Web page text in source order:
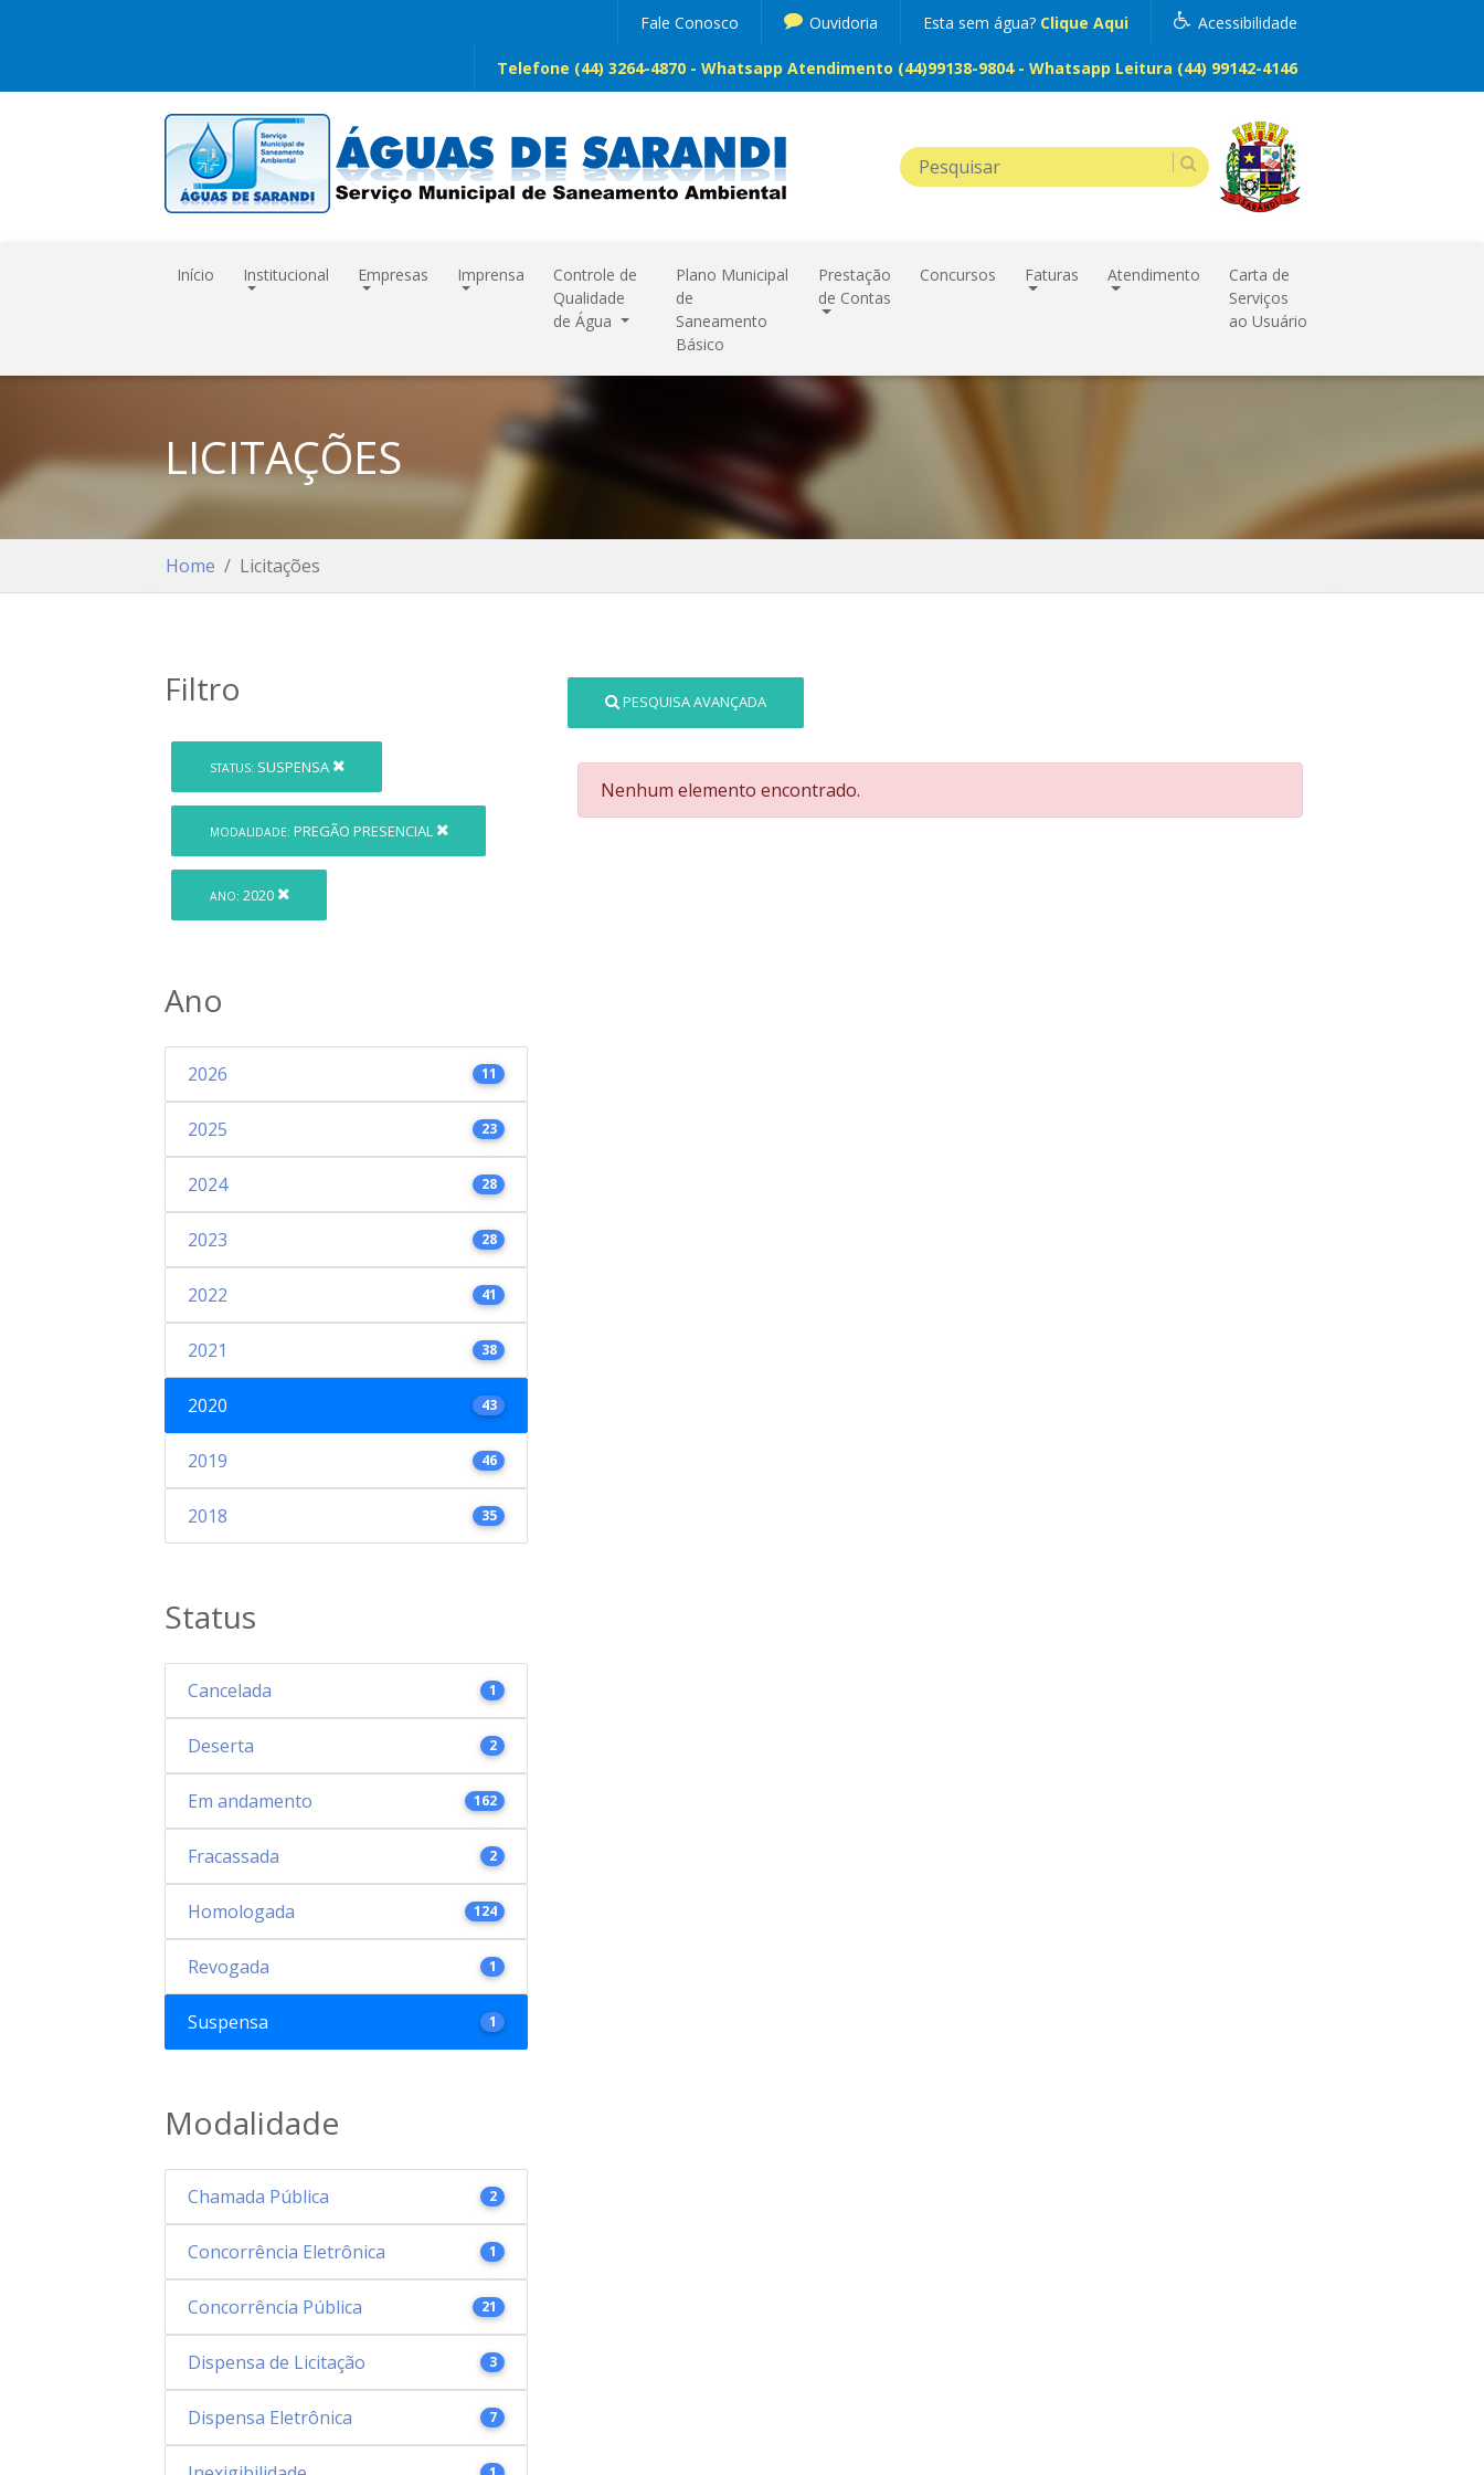
Acessibilidade
Esta sem água? Clique Aqui
Ouvidoria
Fale Conosco
Telefone (44) 3264-4870 - Whatsapp Atendimento (44)99138-9804 - Whatsapp Leitura (44) 99142-4146
Início Institucional Empresas Imprensa
Controle de
Qualidade
de Água
Plano Municipal
de
Saneamento
Básico
Prestação
de Contas
Concursos Faturas Atendimento
Carta de
Serviços
ao Usuário
LICITAÇÕES
Home Licitações
Filtro
STATUS: SUSPENSA
MODALIDADE: PREGÃO PRESENCIAL
ANO: 2020
Ano
2026 11
2025 23
2024 28
2023 28
2022 41
2021 38
2020 43
2019 46
2018 35
Status
Cancelada 1
Deserta 2
Em andamento 162
Fracassada 2
Homologada 124
Revogada 1
Suspensa 1
Modalidade
Chamada Pública 2
Concorrência Eletrônica 1
Concorrência Pública 21
Dispensa de Licitação 3
Dispensa Eletrônica 7
PESQUISA AVANÇADA
Nenhum elemento encontrado.